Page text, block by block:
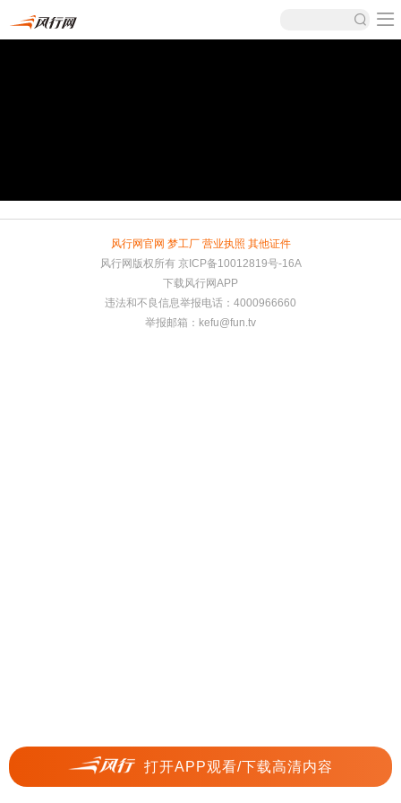
打开APP观看/下载高清内容
风行网官网 梦工厂 营业执照 其他证件
风行网版权所有 京ICP备10012819号-16A
下载风行网APP
违法和不良信息举报电话：4000966660
举报邮箱： kefu@fun.tv